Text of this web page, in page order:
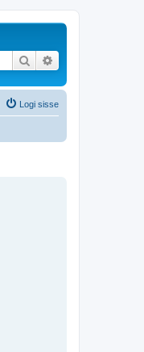
Otsi
Logi sisse